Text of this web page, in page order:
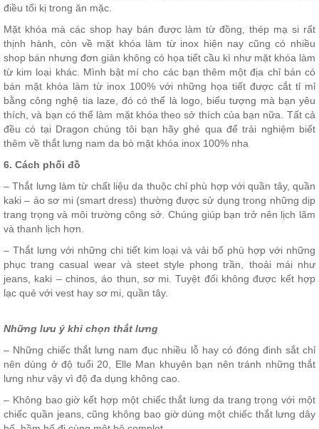
điều tối kị trong ăn mặc.
Mặt khóa mà các shop hay bán được làm từ đồng, thép mạ si rất
thịnh hành, còn về mặt khóa làm từ inox hiện nay cũng có nhiều
shop bán nhưng đơn giản không có họa tiết cầu kì như mặt khóa làm
từ kim loại khác. Mình bật mí cho các bạn thêm một địa chỉ bán có
bán mặt khóa làm từ inox 100% với những họa tiết được cắt tỉ mỉ
bằng công nghệ tia laze, đó có thể là logo, biểu tượng mà bạn yêu
thích, và bạn có thể làm mặt khóa theo sở thích của bạn nữa. Tất cả
đều có tại Dragon chúng tôi bạn hãy ghé qua để trải nghiệm biết
thêm về thắt lưng nam da bò mặt khóa inox 100% nha
6. Cách phối đồ
– Thắt lưng làm từ chất liệu da thuộc chỉ phù hợp với quần tây, quần
kaki – áo sơ mi (smart dress) thường được sử dụng trong những dịp
trang trọng và môi trường công sở. Chúng giúp bạn trở nên lịch lãm
và thanh lịch hơn.
– Thắt lưng với những chi tiết kim loại và vải bố phù hợp với những
phục trang casual wear và steet style phong trần, thoải mái như
jeans, kaki – chinos, áo thun, sơ mi. Tuyệt đối không được kết hợp
lạc quẻ với vest hay sơ mi, quần tây.
Những lưu ý khi chọn thắt lưng
– Những chiếc thắt lưng nam đục nhiều lỗ hay có đóng đinh sắt chỉ
nên dùng ở độ tuổi 20, Elle Man khuyên bạn nên tránh những thắt
lưng như vậy vì độ đa dụng không cao.
– Không bao giờ kết hợp một chiếc thắt lưng da trang trọng với một
chiếc quần jeans, cũng không bao giờ dùng một chiếc thắt lưng dây